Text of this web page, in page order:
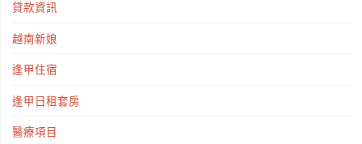
貸款資訊
越南新娘
逢甲住宿
逢甲日租套房
醫療項目